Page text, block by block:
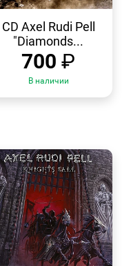
ПРОСМОТР
CD Axel Rudi Pell
"Diamonds...
700 ₽
В наличии